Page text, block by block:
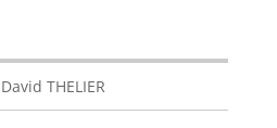
David THELIER